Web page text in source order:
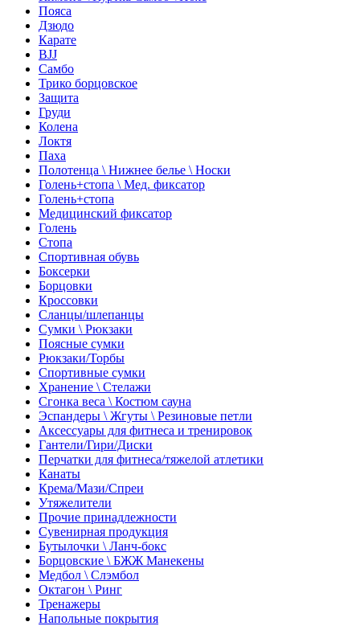
Пояса
Дзюдо
Карате
BJJ
Самбо
Трико борцовское
Защита
Груди
Колена
Локтя
Паха
Полотенца \ Нижнее белье \ Носки
Голень+стопа \ Мед. фиксатор
Голень+стопа
Медицинский фиксатор
Голень
Стопа
Спортивная обувь
Боксерки
Борцовки
Кроссовки
Сланцы/шлепанцы
Сумки \ Рюкзаки
Поясные сумки
Рюкзаки/Торбы
Спортивные сумки
Хранение \ Стелажи
Сгонка веса \ Костюм сауна
Эспандеры \ Жгуты \ Резиновые петли
Аксессуары для фитнеса и тренировок
Гантели/Гири/Диски
Перчатки для фитнеса/тяжелой атлетики
Канаты
Крема/Мази/Спреи
Утяжелители
Прочие принадлежности
Сувенирная продукция
Бутылочки \ Ланч-бокс
Борцовские \ БЖЖ Манекены
Медбол \ Слэмбол
Октагон \ Ринг
Тренажеры
Напольные покрытия